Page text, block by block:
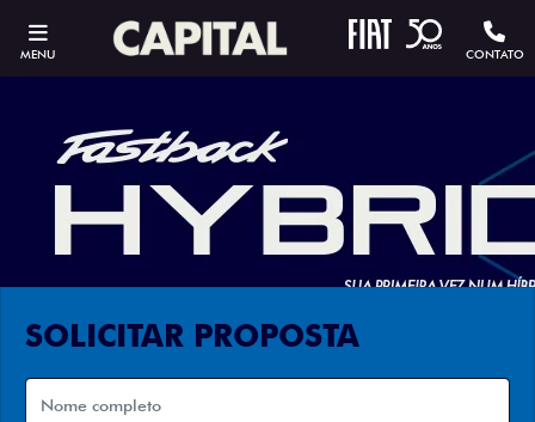
MENU CONTATO
SOLICITAR PROPOSTA